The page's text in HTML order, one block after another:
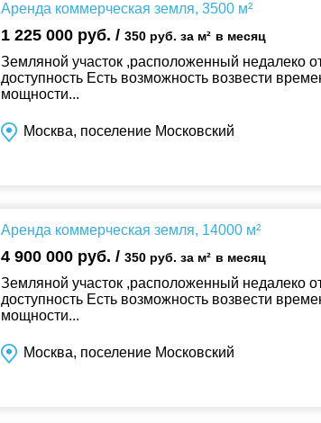
Аренда коммерческая земля, 3500 м²
1 225 000 руб. / 350 руб. за м² в месяц
Земляной участок ,расположенный недалеко
доступность Есть возможность возвести
мощности...
Москва, поселение Московский
Аренда коммерческая земля, 14000 м²
4 900 000 руб. / 350 руб. за м² в месяц
Земляной участок ,расположенный недалеко
доступность Есть возможность возвести
мощности...
Москва, поселение Московский